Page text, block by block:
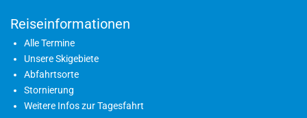
Reiseinformationen
Alle Termine
Unsere Skigebiete
Abfahrtsorte
Stornierung
Weitere Infos zur Tagesfahrt